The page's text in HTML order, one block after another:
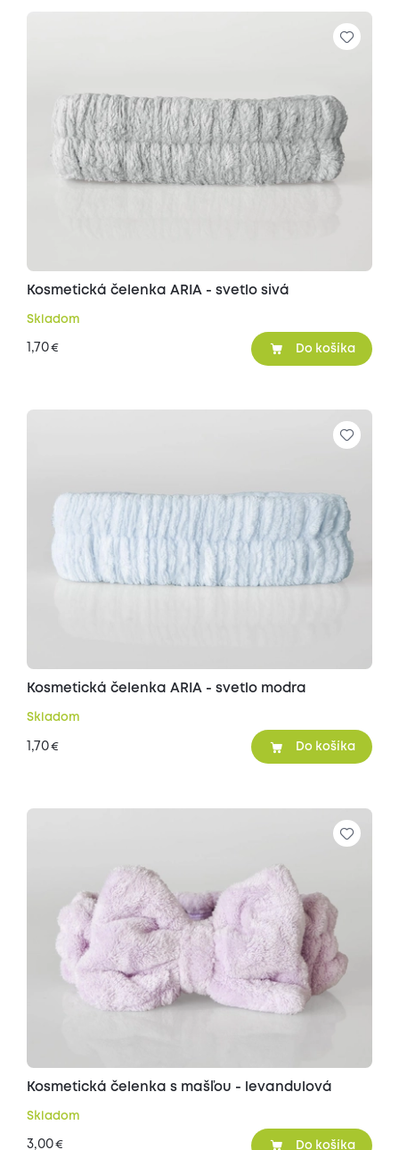
Kosmetická čelenka ARIA - svetlo sivá
Skladom
1,70€ Do košíka
Kosmetická čelenka ARIA - svetlo modra
Skladom
1,70€ Do košíka
Kosmetická čelenka s mašľou - levandulová
Skladom
3,00€ Do košíka